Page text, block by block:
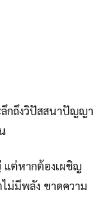
กถึงวิปัสสนาปัญญา
ต่หากต้องเผชิญ
ม่มีพลัง ขาดความ